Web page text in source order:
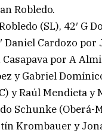
Robledo.
(SL), 42′ G
Daniel Cardozo
por A
y Gabriel
y Raúl Mendieta y
Schunke (Oberá-
Krombauer y